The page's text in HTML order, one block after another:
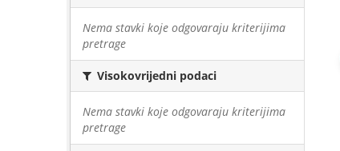
Nema stavki koje odgovaraju kriterijima
pretrage
Visokovrijedni podaci
Nema stavki koje odgovaraju kriterijima
pretrage